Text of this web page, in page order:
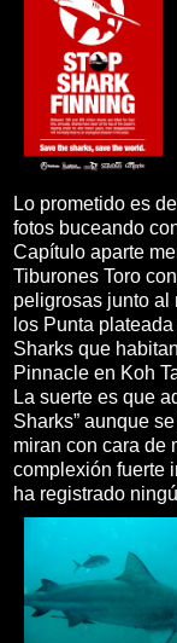
Lo prometido es
fotos buceando
Capítulo aparte
Tiburones Toro
peligrosas junto al
los Punta
Sharks que
Pinnacle en Koh
La suerte es que
Sharks” aunque
miran con cara de
complexión fuerte
ha registrado